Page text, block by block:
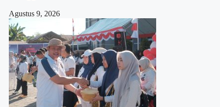
Agustus 9, 2026